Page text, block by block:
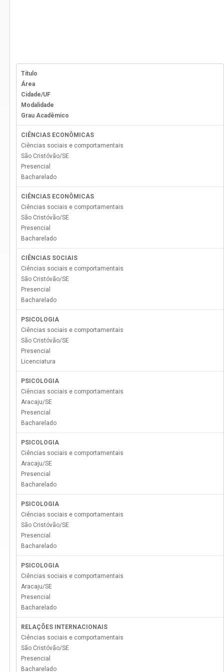
Título
Área
Cidade/UF
Modalidade
Grau Acadêmico
CIÊNCIAS ECONÔMICAS
Ciências sociais e comportamentais
São Cristóvão/SE
Presencial
Bacharelado
CIÊNCIAS ECONÔMICAS
Ciências sociais e comportamentais
São Cristóvão/SE
Presencial
Bacharelado
CIÊNCIAS SOCIAIS
Ciências sociais e comportamentais
São Cristóvão/SE
Presencial
Bacharelado
PSICOLOGIA
Ciências sociais e comportamentais
São Cristóvão/SE
Presencial
Licenciatura
PSICOLOGIA
Ciências sociais e comportamentais
Aracaju/SE
Presencial
Bacharelado
PSICOLOGIA
Ciências sociais e comportamentais
Aracaju/SE
Presencial
Bacharelado
PSICOLOGIA
Ciências sociais e comportamentais
São Cristóvão/SE
Presencial
Bacharelado
PSICOLOGIA
Ciências sociais e comportamentais
Aracaju/SE
Presencial
Bacharelado
RELAÇÕES INTERNACIONAIS
Ciências sociais e comportamentais
São Cristóvão/SE
Presencial
Bacharelado